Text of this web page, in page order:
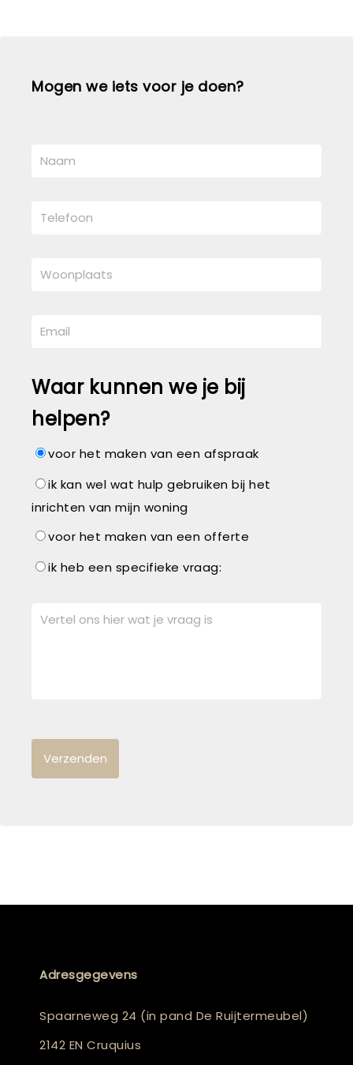
Mogen we iets voor je doen?
Waar kunnen we je bij
helpen?
voor het maken van een afspraak
ik kan wel wat hulp gebruiken bij het
inrichten van mijn woning
voor het maken van een offerte
ik heb een specifieke vraag:
Adresgegevens
Spaarneweg 24 (in pand De Ruijtermeubel)
2142 EN Cruquius